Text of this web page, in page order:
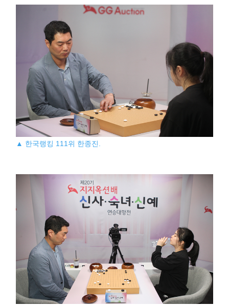
▲ 한국랭킹 111위 한종진.